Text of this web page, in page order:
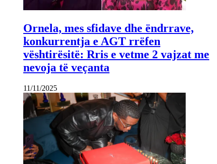
Ornela, mes sfidave dhe ëndrrave,
konkurrentja e AGT rrëfen
vështirësitë: Rris e vetme 2 vajzat me
nevoja të veçanta
11/11/2025